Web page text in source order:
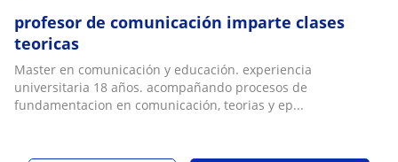
profesor de comunicación imparte clases
teoricas
Master en comunicación y educación. experiencia
universitaria 18 años. acompañando procesos de
fundamentacion en comunicación, teorias y ep...